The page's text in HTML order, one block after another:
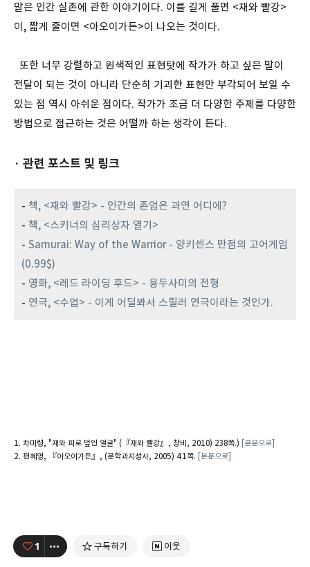
말은 인간 실존에 관한 이야기이다. 이를 길게 풀면 <재와 빨강>
이, 짧게 줄이면 <아오이가든>이 나오는 것이다.
또한 너무 강렬하고 원색적인 표현탓에 작가가 하고 싶은 말이
전달이 되는 것이 아니라 단순히 기괴한 표현만 부각되어 보일 수
있는 점 역시 아쉬운 점이다. 작가가 조금 더 다양한 주제를 다양한
방법으로 접근하는 것은 어떨까 하는 생각이 든다.
· 관련 포스트 및 링크
- 책, <재와 빨강> - 인간의 존엄은 과연 어디에?
- 책, <스키너의 심리상자 열기>
- Samurai: Way of the Warrior - 양키센스 만점의 고어게임
(0.99$)
- 영화, <레드 라이딩 후드> - 용두사미의 전형
- 연극, <수업> - 이게 어딜봐서 스릴러 연극이라는 것인가.
차미령, "재와 피로 덮인 얼굴" (『재와 빨강』, 창비, 2010) 238쪽.) [본문으로]
편혜영, 『아오이가든』, (문학과지성사, 2005) 41쪽. [본문으로]
1 구독하기 이웃